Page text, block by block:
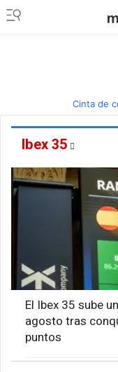
Cinta de
Ibex 35
El Ibex 35 sube
agosto tras
puntos